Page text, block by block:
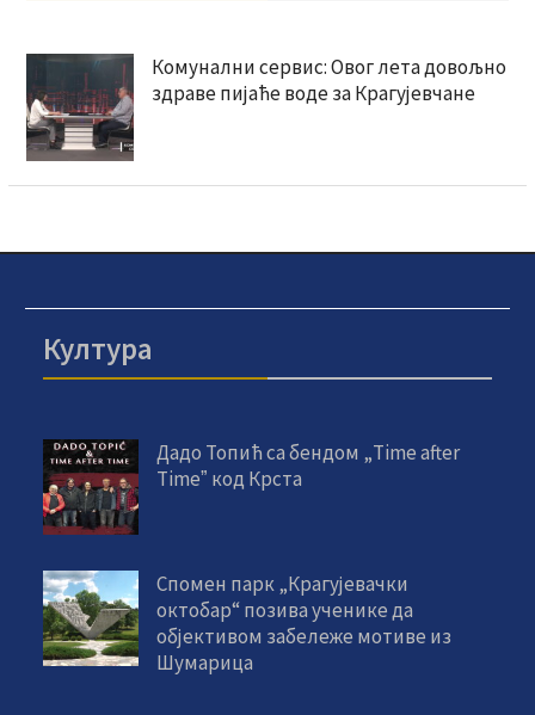
Комунални сервис: Овог лета довољно
здраве пијаће воде за Крагујевчане
Култура
Дадо Топић са бендом „Time after
Timeˮ код Крста
Спомен парк „Крагујевачки
октобар“ позива ученике да
објективом забележе мотиве из
Шумарица